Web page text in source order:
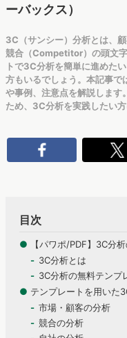
ーバックス）
3C（サンシー）分析とは、
競合（Competitor）の頭文
トで3C分析を簡単に進めた
方もいるでしょう。本記事
や事例、注意点を解説します
ため、3C分析を実践したい
目次
● 【パワポ/PDF】3C分
3C分析とは
3C分析の無料テンプ
● テンプレートを用いた
市場・顧客の分析
競合の分析